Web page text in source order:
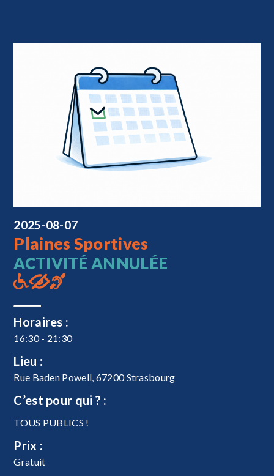
2025-08-07
Plaines Sportives
ACTIVITÉ ANNULÉE
Horaires :
16:30 - 21:30
Lieu :
Rue Baden Powell, 67200 Strasbourg
C’est pour qui ? :
TOUS PUBLICS !
Prix :
Gratuit